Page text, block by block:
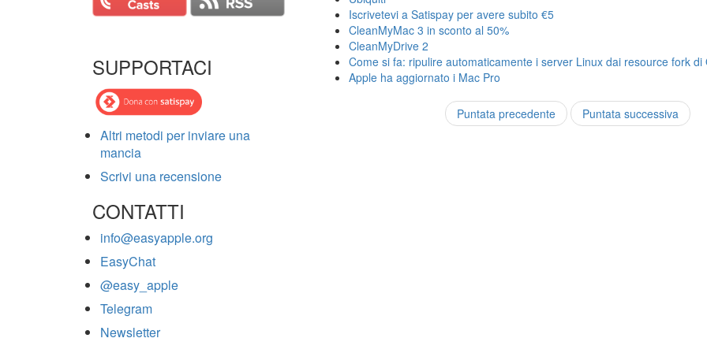
SUPPORTACI
Altri metodi per inviare una
mancia
Scrivi una recensione
CONTATTI
info@easyapple.org
EasyChat
@easy_apple
Telegram
Newsletter
Iscrivetevi a Satispay per avere subito €5
CleanMyMac 3 in sconto al 50%
CleanMyDrive 2
Come si fa: ripulire automaticamente i server Linux dai resource fork di
Apple ha aggiornato i Mac Pro
Puntata precedente Puntata successiva